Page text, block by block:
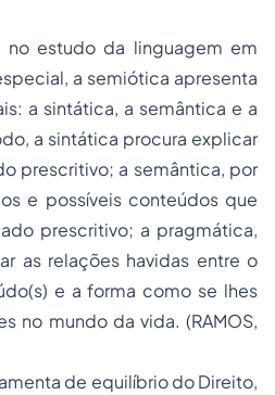
no estudo da linguagem em
a semiótica apresenta
a sintática, a semântica e a
a sintática procura explicar
prescritivo; a semântica, por
e possíveis conteúdos que
prescritivo; a pragmática,
as relações havidas entre o
e a forma como se lhes
no mundo da vida. (RAMOS,
de equilíbrio do Direito,